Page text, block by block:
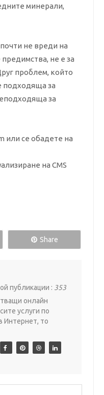
минерали,
не вреди на
не е за
проблем, който
подходяща за
за
или се обадете на
на CMS
Share
публикации : 353
онлайн
услуги по
Интернет, то